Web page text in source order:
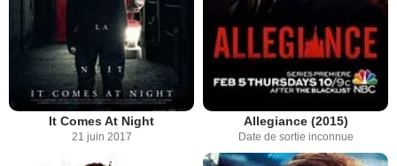
It Comes At Night
21 juin 2017
Allegiance (2015)
Date de sortie inconnue